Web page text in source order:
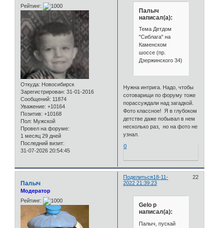
Рейтинг:
Откуда: Новосибирск
Зарегистрирован: 31-01-2016
Сообщений: 11874
Уважение: +10164
Позитив: +10168
Пол: Мужской
Провел на форуме:
1 месяц 29 дней
Последний визит:
31-07-2026 20:54:45
Палыч
написал(а):
Тема Детдом
"Сиблага" на
Каменском
шоссе (пр.
Дзержинского 34)
Нужна интрига. Надо, чтобы
сотоварищи по форуму тоже
порассуждали над загадкой.
Фото классное! Я в глубоком
детстве даже побывал в нем
несколько раз, но на фото не
узнал.
0
Поделиться 22
18-11-
2022 21:39:23
Палыч
Модератор
Рейтинг:
Gelo p
написал(а):
Палыч, пускай